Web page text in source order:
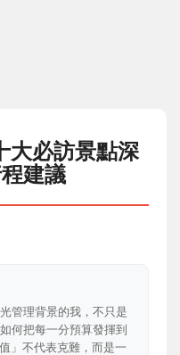
大必訪景點深
建議
管理背景的我，不只是
何把每一分預算發揮到
」不代表克難，而是一